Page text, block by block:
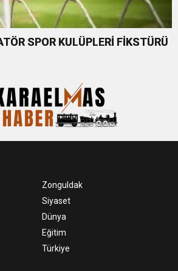
SPOR KULÜPLERİ FİKSTÜRÜ
Zonguldak
Siyaset
Dünya
Eğitim
Türkiye